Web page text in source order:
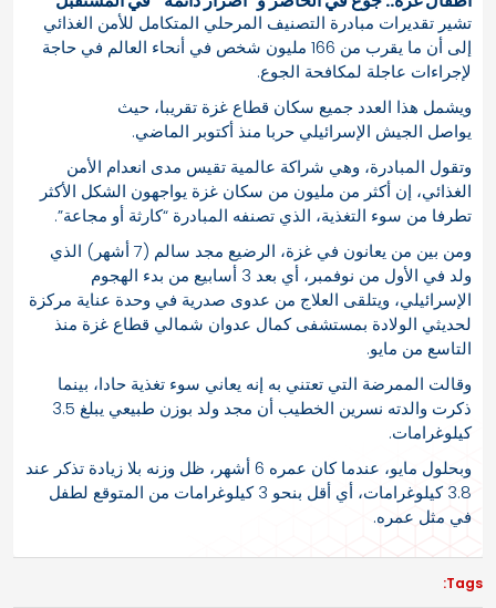
تشير تقديرات مبادرة التصنيف المرحلي المتكامل للأمن الغذائي
إلى أن ما يقرب من 166 مليون شخص في أنحاء العالم في حاجة
لإجراءات عاجلة لمكافحة الجوع.
ويشمل هذا العدد جميع سكان قطاع غزة تقريبا، حيث
يواصل الجيش الإسرائيلي حربا منذ أكتوبر الماضي.
وتقول المبادرة، وهي شراكة عالمية تقيس مدى انعدام الأمن
الغذائي، إن أكثر من مليون من سكان غزة يواجهون الشكل الأكثر
تطرفا من سوء التغذية، الذي تصنفه المبادرة “كارثة أو مجاعة”.
ومن بين من يعانون في غزة، الرضيع مجد سالم (7 أشهر) الذي
ولد في الأول من نوفمبر، أي بعد 3 أسابيع من بدء الهجوم
الإسرائيلي، ويتلقى العلاج من عدوى صدرية في وحدة عناية مركزة
لحديثي الولادة بمستشفى كمال عدوان شمالي قطاع غزة منذ
التاسع من مايو.
وقالت الممرضة التي تعتني به إنه يعاني سوء تغذية حادا، بينما
ذكرت والدته نسرين الخطيب أن مجد ولد بوزن طبيعي يبلغ 3.5
كيلوغرامات.
وبحلول مايو، عندما كان عمره 6 أشهر، ظل وزنه بلا زيادة تذكر عند
3.8 كيلوغرامات، أي أقل بنحو 3 كيلوغرامات من المتوقع لطفل
في مثل عمره.
Tags: